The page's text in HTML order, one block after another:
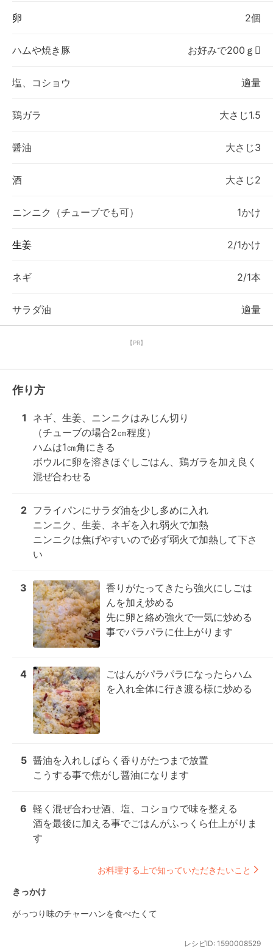
卵 2個
ハムや焼き豚 お好みで200ｇ
塩、コショウ 適量
鶏ガラ 大さじ1.5
醤油 大さじ3
酒 大さじ2
ニンニク（チューブでも可） 1かけ
生姜 2/1かけ
ネギ 2/1本
サラダ油 適量
【PR】
作り方
1
ネギ、生姜、ニンニクはみじん切り
（チューブの場合2㎝程度）
ハムは1㎝角にきる
ボウルに卵を溶きほぐしごはん、鶏ガラを加え良く
混ぜ合わせる
2 フライパンにサラダ油を少し多めに入れ
ニンニク、生姜、ネギを入れ弱火で加熱
ニンニクは焦げやすいので必ず弱火で加熱して下さ
い
3
香りがたってきたら強火にしごは
んを加え炒める
先に卵と絡め強火で一気に炒める
事でパラパラに仕上がります
4
ごはんがパラパラになったらハム
を入れ全体に行き渡る様に炒める
5 醤油を入れしばらく香りがたつまで放置
こうする事で焦がし醤油になります
6 軽く混ぜ合わせ酒、塩、コショウで味を整える
酒を最後に加える事でごはんがふっくら仕上がりま
す
お料理する上で知っていただきたいこと
きっかけ
がっつり味のチャーハンを食べたくて
レシピID: 1590008529